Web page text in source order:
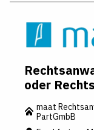
oder
maat
PartGmbB